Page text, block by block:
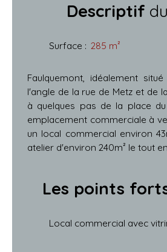
Descriptif
Surface : 285 m²
Faulquemont, idéalement
l'angle de la rue de Metz et de
à quelques pas de la place
emplacement commerciale à
un local commercial environ
atelier d'environ 240m² le tout
Les points
Local commercial avec